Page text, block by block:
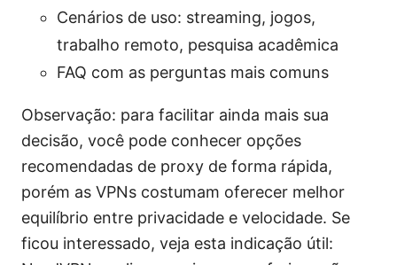
Cenários de uso: streaming, jogos,
trabalho remoto, pesquisa acadêmica
FAQ com as perguntas mais comuns
Observação: para facilitar ainda mais sua
decisão, você pode conhecer opções
recomendadas de proxy de forma rápida,
porém as VPNs costumam oferecer melhor
equilíbrio entre privacidade e velocidade. Se
ficou interessado, veja esta indicação útil: